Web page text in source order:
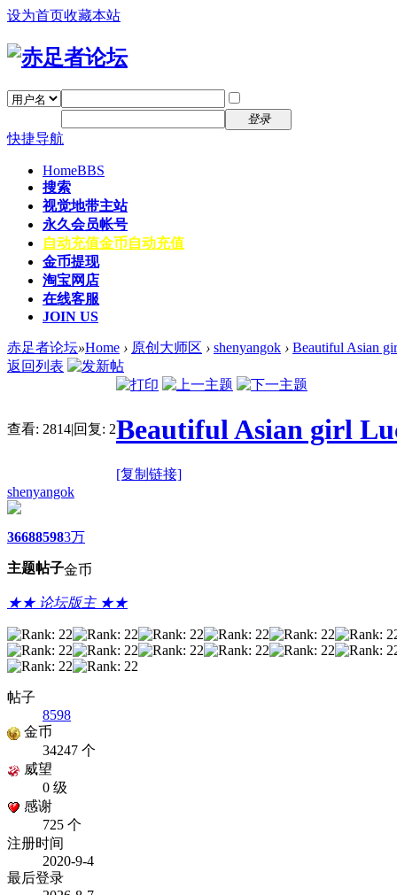
设为首页收藏本站
登录
快捷导航
HomeBBS
搜索
视觉地带主站
永久会员帐号
自动充值金币自动充值
金币提现
淘宝网店
在线客服
JOIN US
赤足者论坛»Home › 原创大师区 › shenyangok › Beautiful Asian
返回列表
查看: 2814|回复: 2Beautiful Asian girl
[复制链接]
shenyangok
3668
主题
8598
帖子
3万
金币
★★ 论坛版主 ★★
帖子
8598
金币
34247 个
威望
0 级
感谢
725 个
注册时间
2020-9-4
最后登录